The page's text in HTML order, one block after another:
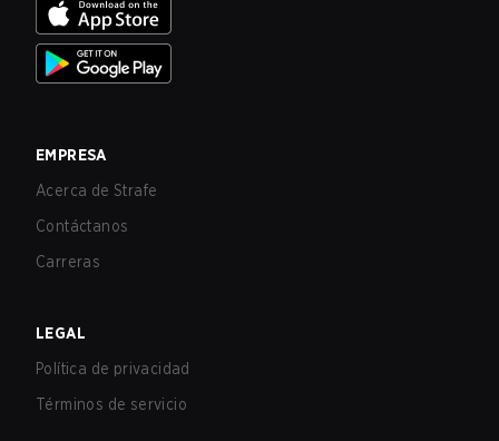
EMPRESA
Acerca de Strafe
Contáctanos
Carreras
LEGAL
Política de privacidad
Términos de servicio